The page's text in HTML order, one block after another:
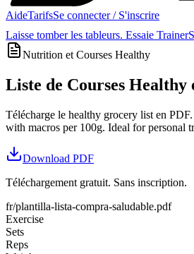
AideTarifsSe connecter / S'inscrire
Laisse tomber les tableurs. Essaie
Nutrition et Courses Healthy
Liste de Courses Healthy
Télécharge le healthy grocery list en
with macros per 100g. Ideal for personal
Download PDF
Téléchargement gratuit. Sans inscription.
fr/plantilla-lista-compra-saludable.pdf
Exercise
Sets
Reps